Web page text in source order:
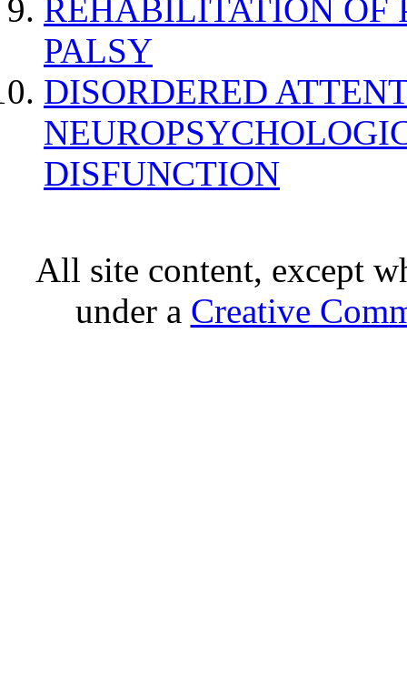
REHABILITATION OF
PALSY
DISORDERED
DISFUNCTION
All site content, except
under a Creative